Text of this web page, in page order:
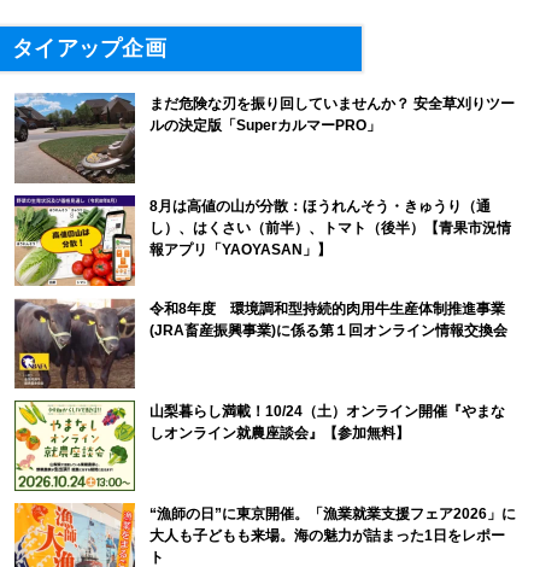
タイアップ企画
まだ危険な刃を振り回していませんか？ 安全草刈りツー
ルの決定版「SuperカルマーPRO」
8月は高値の山が分散：ほうれんそう・きゅうり（通
し）、はくさい（前半）、トマト（後半）【青果市況情
報アプリ「YAOYASAN」】
令和8年度 環境調和型持続的肉用牛生産体制推進事業
(JRA畜産振興事業)に係る第１回オンライン情報交換会
山梨暮らし満載！10/24（土）オンライン開催『やまな
しオンライン就農座談会』【参加無料】
“漁師の日”に東京開催。「漁業就業支援フェア2026」に
大人も子どもも来場。海の魅力が詰まった1日をレポー
ト